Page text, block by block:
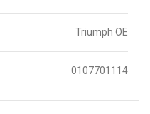
Triumph OE
0107701114